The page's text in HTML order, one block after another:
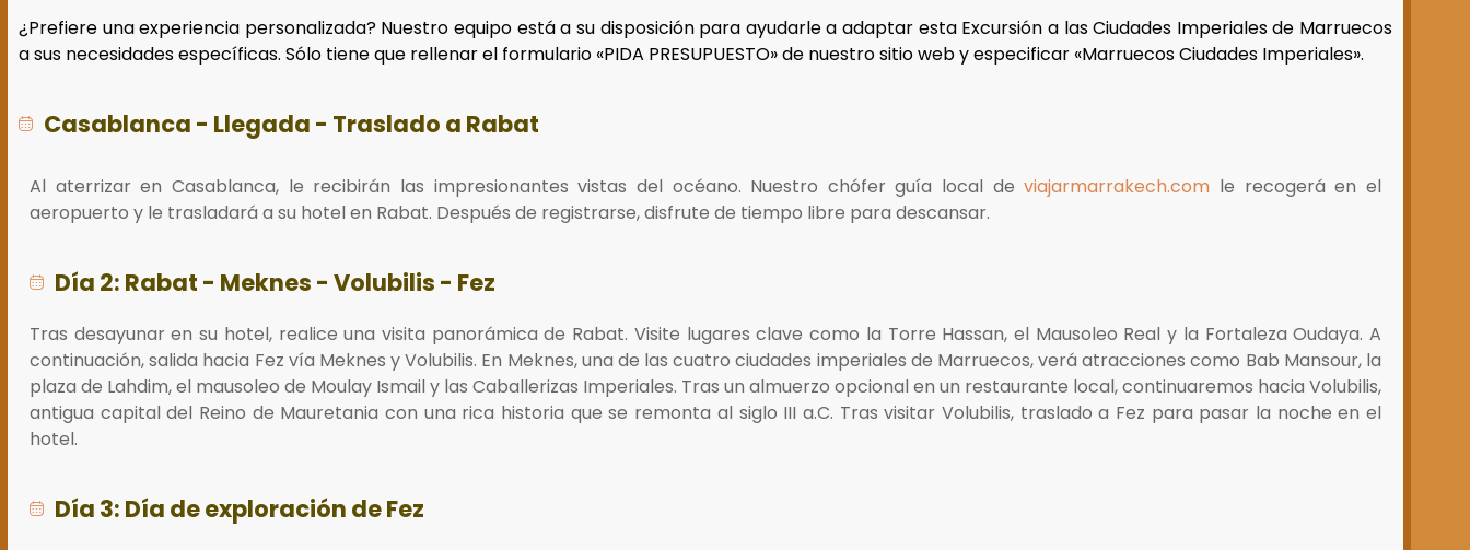
¿Prefiere una experiencia personalizada? Nuestro equipo está a su disposición para ayudarle a adaptar esta Excursión a las Ciudades Imperiales de Marruecos
a sus necesidades específicas. Sólo tiene que rellenar el formulario «PIDA PRESUPUESTO» de nuestro sitio web y especificar «Marruecos Ciudades Imperiales».
Casablanca - Llegada - Traslado a Rabat
Al aterrizar en Casablanca, le recibirán las impresionantes vistas del océano. Nuestro chófer guía local deviajarmarrakech.com le recogerá en el
aeropuerto y le trasladará a su hotel en Rabat. Después de registrarse, disfrute de tiempo libre para descansar.
Día 2: Rabat - Meknes - Volubilis - Fez
Tras desayunar en su hotel, realice una visita panorámica de Rabat. Visite lugares clave como la Torre Hassan, el Mausoleo Real y la Fortaleza Oudaya. A
continuación, salida hacia Fez vía Meknes y Volubilis. En Meknes, una de las cuatro ciudades imperiales de Marruecos, verá atracciones como Bab Mansour, la
plaza de Lahdim, el mausoleo de Moulay Ismail y las Caballerizas Imperiales. Tras un almuerzo opcional en un restaurante local, continuaremos hacia Volubilis,
antigua capital del Reino de Mauretania con una rica historia que se remonta al siglo III a.C. Tras visitar Volubilis, traslado a Fez para pasar la noche en el
hotel.
Día 3: Día de exploración de Fez